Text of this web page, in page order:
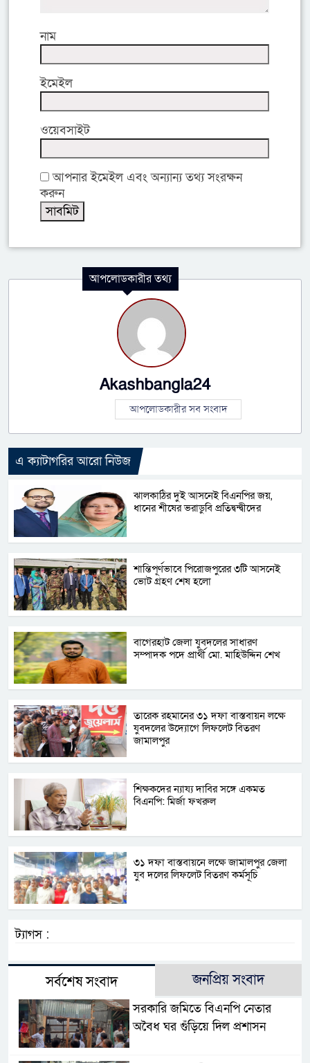
নাম
ইমেইল
ওয়েবসাইট
আপনার ইমেইল এবং অন্যান্য তথ্য সংরক্ষন
করুন
আপলোডকারীর তথ্য
Akashbangla24
আপলোডকারীর সব সংবাদ
এ ক্যাটাগরির আরো নিউজ
ঝালকাঠির দুই আসনেই বিএনপির জয়,
ধানের শীষের ভরাডুবি প্রতিদ্বন্দ্বীদের
শান্তিপূর্ণভাবে পিরোজপুরের ৩টি আসনেই
ভোট গ্রহণ শেষ হলো
বাগেরহাট জেলা যুবদলের সাধারণ
সম্পাদক পদে প্রার্থী মো. মাহিউদ্দিন শেখ
তারেক রহমানের ৩১ দফা বাস্তবায়ন লক্ষে
যুবদলের উদ্যোগে লিফলেট বিতরণ
জামালপুর
‎শিক্ষকদের ন্যায্য দাবির সঙ্গে একমত
বিএনপি: মির্জা ফখরুল
৩১ দফা বাস্তবায়নে লক্ষে জামালপুর জেলা
যুব দলের লিফলেট বিতরণ কর্মসূচি
ট্যাগস :
সর্বশেষ সংবাদ জনপ্রিয় সংবাদ
সরকারি জমিতে বিএনপি নেতার
অবৈধ ঘর গুঁড়িয়ে দিল প্রশাসন